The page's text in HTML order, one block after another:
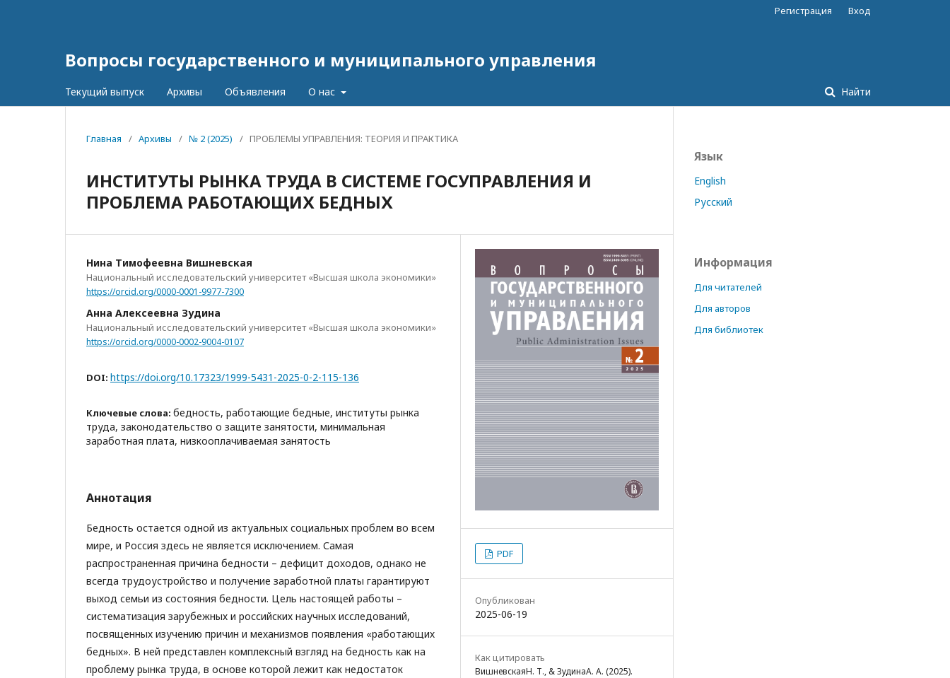
Вопросы государственного и муниципального управления
Текущий выпуск Архивы Объявления О нас Найти
Регистрация Вход
Главная / Архивы / № 2 (2025) / ПРОБЛЕМЫ УПРАВЛЕНИЯ: ТЕОРИЯ И ПРАКТИКА
ИНСТИТУТЫ РЫНКА ТРУДА В СИСТЕМЕ ГОСУПРАВЛЕНИЯ И
ПРОБЛЕМА РАБОТАЮЩИХ БЕДНЫХ
Нина Тимофеевна Вишневская
Национальный исследовательский университет «Высшая школа экономики»
https://orcid.org/0000-0001-9977-7300
Анна Алексеевна Зудина
Национальный исследовательский университет «Высшая школа экономики»
https://orcid.org/0000-0002-9004-0107
DOI: https://doi.org/10.17323/1999-5431-2025-0-2-115-136
Ключевые слова: бедность, работающие бедные, институты рынка
труда, законодательство о защите занятости, минимальная
заработная плата, низкооплачиваемая занятость
Аннотация
Бедность остается одной из актуальных социальных проблем во всем
мире, и Россия здесь не является исключением. Самая
распространенная причина бедности – дефицит доходов, однако не
всегда трудоустройство и получение заработной платы гарантируют
выход семьи из состояния бедности. Цель настоящей работы –
систематизация зарубежных и российских научных исследований,
посвященных изучению причин и механизмов появления «работающих
бедных». В ней представлен комплексный взгляд на бедность как на
проблему рынка труда, в основе которой лежит как недостаток
PDF
Опубликован
2025-06-19
Как цитировать
ВишневскаяН. Т., & ЗудинаА. А. (2025).
Язык
English
Русский
Информация
Для читателей
Для авторов
Для библиотек